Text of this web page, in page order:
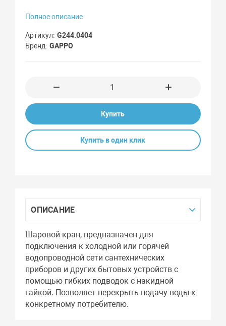
Полное описание
Артикул G244.0404
Бренд GAPPO
Купить
Купить в один клик
ОПИСАНИЕ
Шаровой кран, предназначен для
подключения к холодной или горячей
водопроводной сети сантехнических
приборов и других бытовых устройств с
помощью гибких подводок с накидной
гайкой. Позволяет перекрыть подачу воды к
конкретному потребителю.